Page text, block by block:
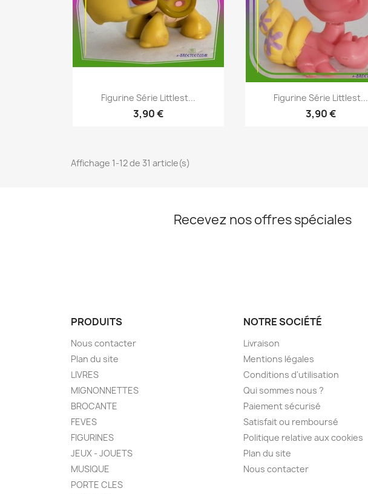
Aperçu rapide
Figurine Série Littlest...
3,90 €
Aperçu rapide
Figurine Série Littlest...
3,90 €
Affichage 1-12 de 31 article(s)
Recevez nos offres spéciales
PRODUITS
Nous contacter
Plan du site
LIVRES
MIGNONNETTES
BROCANTE
FEVES
FIGURINES
JEUX - JOUETS
MUSIQUE
PORTE CLES
NOTRE SOCIÉTÉ
Livraison
Mentions légales
Conditions d'utilisation
Qui sommes nous ?
Paiement sécurisé
Satisfait ou remboursé
Politique relative aux cookies
Plan du site
Nous contacter